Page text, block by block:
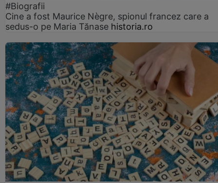
#Biografii
Cine a fost Maurice Nègre, spionul francez care a
sedus-o pe Maria Tănase historia.ro